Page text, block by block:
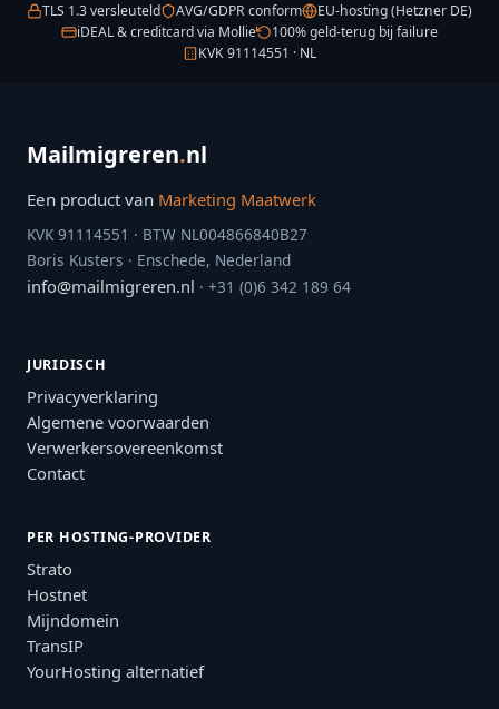
TLS 1.3 versleuteld AVG/GDPR conform
EU-hosting (Hetzner DE)
iDEAL & creditcard via Mollie
100% geld-terug bij failure
KVK 91114551 · NL
Mailmigreren.nl
Een product van Marketing Maatwerk
KVK 91114551 · BTW NL004866840B27
Boris Kusters · Enschede, Nederland
info@mailmigreren.nl · +31 (0)6 342 189 64
JURIDISCH
Privacyverklaring
Algemene voorwaarden
Verwerkersovereenkomst
Contact
PER HOSTING-PROVIDER
Strato
Hostnet
Mijndomein
TransIP
YourHosting alternatief